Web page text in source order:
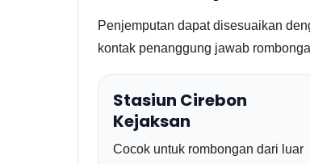
Penjemputan dapat disesuaikan
kontak penanggung jawab
Stasiun Cirebon
Kejaksan
Cocok untuk rombongan dari luar